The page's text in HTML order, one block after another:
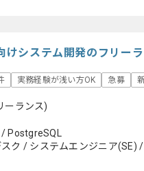
けシステム開発のフリー
実務経験が浅い方OK 急募
ーランス)
ク / システムエンジニア(SE)